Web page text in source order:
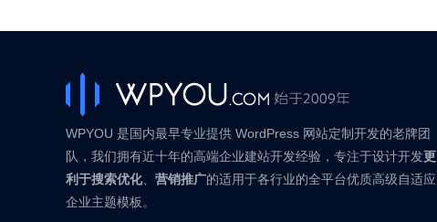
WPYOU 是国内最早专业提供 WordPress 网站定制开发的老牌团
队，我们拥有近十年的高端企业建站开发经验，专注于设计开发更
利于搜索优化、 营销推广的适用于各行业的全平台优质高级自适应
企业主题模板。